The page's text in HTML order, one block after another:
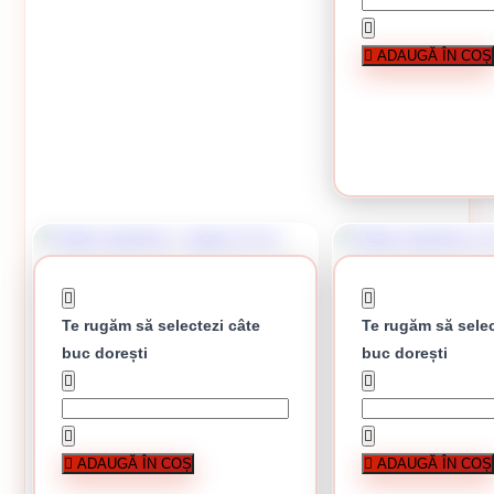
În stoc
Coltar aluminiu + plasa
6 lei /
ADAUGĂ ÎN COȘ
Coltar aluminiu + plasa 2.5 m
5 lei / buc
Te rugăm să selectezi câte
buc dorești
ADAUGĂ ÎN COȘ
Coltar aluminiu 2.5 m
4.10 lei
Te rugăm să
buc dorești
ADAUGĂ ÎN COȘ